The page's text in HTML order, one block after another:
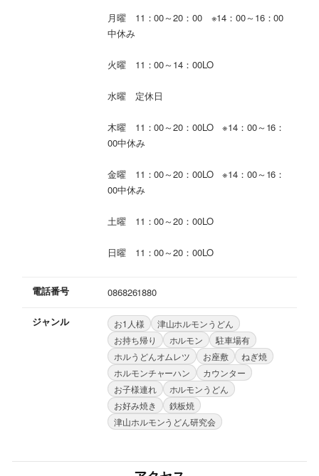
月曜 11：00～20：00 ※14：00～16：00
中休み
火曜 11：00～14：00LO
水曜 定休日
木曜 11：00～20：00LO ※14：00～16：
00中休み
金曜 11：00～20：00LO ※14：00～16：
00中休み
土曜 11：00～20：00LO
日曜 11：00～20：00LO
電話番号 0868261880
ジャンル お1人様
津山ホルモンうどん
お持ち帰り
ホルモン
駐車場有
ホルうどんオムレツ
お座敷
ねぎ焼
ホルモンチャーハン
カウンター
お子様連れ
ホルモンうどん
お好み焼き
鉄板焼
津山ホルモンうどん研究会